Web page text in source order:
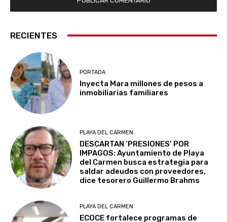
RECIENTES
PORTADA
Inyecta Mara millones de pesos a
inmobiliarias familiares
PLAYA DEL CARMEN
DESCARTAN ‘PRESIONES’ POR
IMPAGOS: Ayuntamiento de Playa
del Carmen busca estrategia para
saldar adeudos con proveedores,
dice tesorero Guillermo Brahms
PLAYA DEL CARMEN
ECOCE fortalece programas de